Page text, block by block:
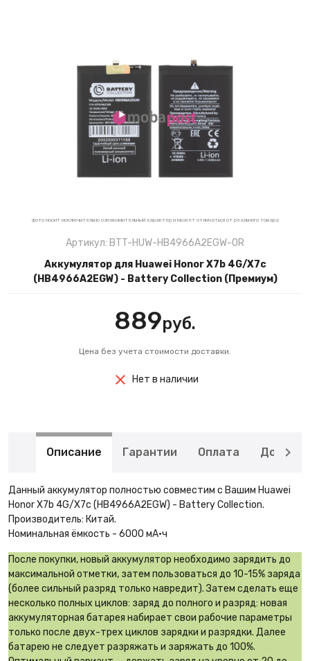
фото носит исключительно ознакомительный характер и может отличаться от реального товара
Артикул: BTT-HUW-HB4966A2EGW-OR
Аккумулятор для Huawei Honor X7b 4G/X7c
(HB4966A2EGW) - Battery Collection (Премиум)
889руб.
Цена без учета стоимости доставки.
Нет в наличии
Описание Гарантии Оплата
Данный аккумулятор полностью совместим с Вашим Huawei
Honor X7b 4G/X7c (HB4966A2EGW) - Battery Collection.
Производитель: Китай.
Номинальная ёмкость - 6000 мА·ч
После покупки, новый аккумулятор необходимо зарядить до
максимальной отметки, затем пользоваться до 10-15% заряда
(более сильный разряд только навредит). Затем сделать еще
несколько полных циклов: заряд до полного и разряд: новая
аккумуляторная батарея набирает свои рабочие параметры
только после двух-трех циклов зарядки и разрядки. Далее
батарею не следует разряжать и заряжать до 100%.